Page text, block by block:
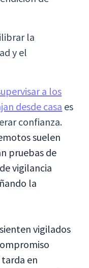
la
y el
a los
desde casa es
confianza.
suelen
pruebas de
vigilancia
la
vigilados
en